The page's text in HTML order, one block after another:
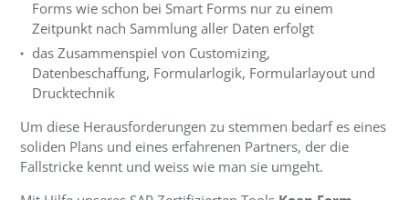
Forms wie schon bei Smart Forms nur zu einem
Zeitpunkt nach Sammlung aller Daten erfolgt
das Zusammenspiel von Customizing,
Datenbeschaffung, Formularlogik, Formularlayout und
Drucktechnik
Um diese Herausforderungen zu stemmen bedarf es eines
soliden Plans und eines erfahrenen Partners, der die
Fallstricke kennt und weiss wie man sie umgeht.